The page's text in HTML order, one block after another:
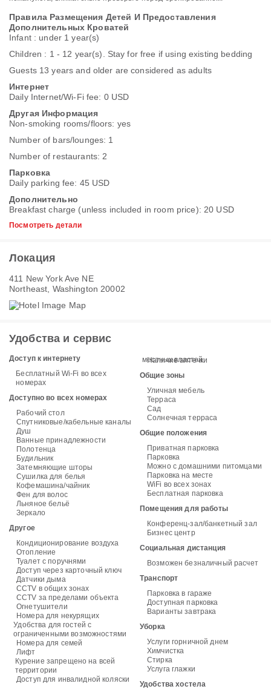
Правила Размещения Детей И Предоставления
Дополнительных Кроватей
Infant : under 1 year(s)
Children : 1 - 12 year(s). Stay for free if using existing bedding
Guests 13 years and older are considered as adults
Интернет
Daily Internet/Wi-Fi fee: 0 USD
Другая Информация
Non-smoking rooms/floors: yes
Number of bars/lounges: 1
Number of restaurants: 2
Парковка
Daily parking fee: 45 USD
Дополнительно
Breakfast charge (unless included in room price): 20 USD
Посмотреть детали
Локация
411 New York Ave NE
Northeast, Washington 20002
Удобства и сервис
Доступ к интернету
Бесплатный Wi-Fi во всех
номерах
Доступно во всех номерах
Рабочий стол
Спутниковые/кабельные каналы
Душ
Ванные принадлежности
Полотенца
Будильник
Затемняющие шторы
Сушилка для белья
Кофемашина/чайник
Фен для волос
Льняное бельё
Зеркало
Другое
Кондиционирование воздуха
Отопление
Туалет с поручнями
Доступ через карточный ключ
Датчики дыма
CCTV в общих зонах
CCTV за пределами объекта
Огнетушители
Номера для некурящих
Удобства для гостей с
ограниченными возможностями
Номера для семей
Лифт
Курение запрещено на всей
территории
Доступ для инвалидной коляски
местных властей
Наличие аптечки
Общие зоны
Уличная мебель
Терраса
Сад
Солнечная терраса
Общие положения
Приватная парковка
Парковка
Можно с домашними питомцами
Парковка на месте
WiFi во всех зонах
Бесплатная парковка
Помещения для работы
Конференц-зал/банкетный зал
Бизнес центр
Социальная дистанция
Возможен безналичный расчет
Транспорт
Парковка в гараже
Доступная парковка
Варианты завтрака
Уборка
Услуги горничной днем
Химчистка
Стирка
Услуга глажки
Удобства хостела